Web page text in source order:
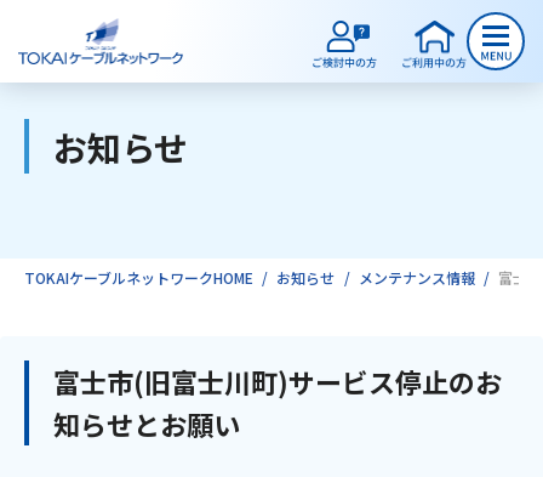
ご検討中のお客様
インターネット
お知らせ
TOKAIケーブルネットワークHOME お知らせ メンテナンス情報 富士
富士市(旧富士川町)サービス停止のお
知らせとお願い